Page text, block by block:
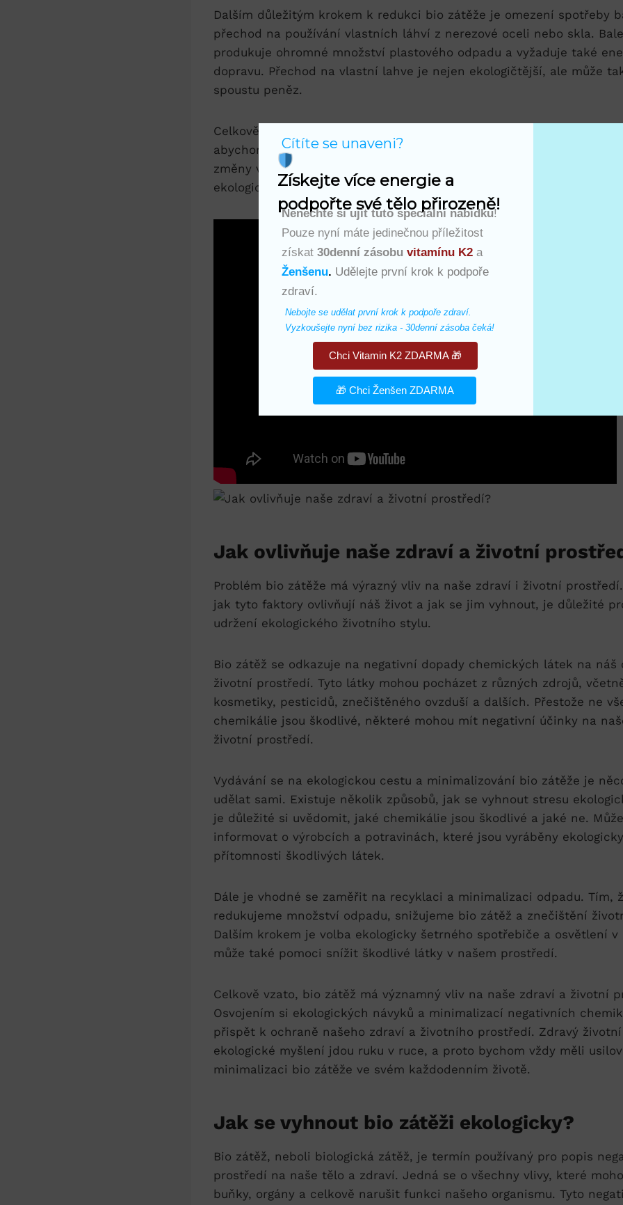
Dalším důležitým krokem k redukci bio zátěže je omezení spotřeby
přechod‌ na používání vlastních láhví ‍z nerezové ​oceli nebo skla.
produkuje ohromné‌ množství​ plastového odpadu a vyžaduje také
dopravu. Přechod na vlastní lahve ⁤je‍ nejen ekologičtější, ⁢ale může
spoustu peněz.
Celkově, bio ‌zátěž je ​důležitým konceptem v současném světě, který
⁤abychom se zamysleli nad našimi životními návyky a jejich ⁢vlivem
změny v našem každodenním životě⁤ mohou mít ⁢velký‍ dopad⁢ na
ekologické stopy.
Jak ovlivňuje naše⁤ zdraví a životní
Problém bio ​zátěže má výrazný vliv⁣ na naše zdraví i ⁣životní‍
jak tyto faktory ovlivňují náš život ⁢a jak se jim⁢ vyhnout, je důležité
udržení ekologického životního stylu.
Bio zátěž ‍se odkazuje na negativní dopady chemických⁤ látek ⁣na náš‌
životní⁣ prostředí. Tyto látky mohou pocházet z různých zdrojů,
kosmetiky, pesticidů, znečištěného ovzduší a dalších. Přestože ne
chemikálie jsou⁣ škodlivé, některé ​mohou​ mít‌ negativní účinky na
⁤životní ‍prostředí.
Vydávání se na⁢ ekologickou ⁣cestu a minimalizování bio zátěže je
⁢udělat sami. Existuje několik způsobů, jak se vyhnout​ stresu
je důležité si‌ uvědomit, jaké chemikálie jsou škodlivé a jaké ne.
⁢informovat⁤ o ‌výrobcích⁣ a⁤ potravinách, ⁣které⁢ jsou vyráběny
přítomnosti škodlivých látek.
Dále je vhodné se zaměřit na recyklaci⁢ a minimalizaci ⁤odpadu. Tím,
redukujeme⁤ množství odpadu, snižujeme bio zátěž a znečištění⁢
Dalším ⁤krokem je volba ekologicky šetrného spotřebiče a ⁤osvětlení
může také ‌pomoci snížit škodlivé látky v ‍našem prostředí.
Celkově ⁤vzato, bio zátěž má významný vliv⁤ na naše‍ zdraví a‌ životní‍
Osvojením si ekologických návyků a minimalizací negativních
přispět k ochraně našeho ⁤zdraví a životního prostředí. Zdravý
ekologické myšlení⁣ jdou ruku v‌ ruce, a proto bychom vždy ‌měli
minimalizaci⁤ bio zátěže ve svém‍ každodenním životě.
Jak se vyhnout bio zátěži ekologicky?
Bio zátěž, neboli biologická zátěž,‌ je‍ termín používaný pro popis⁤
prostředí na naše tělo a⁣ zdraví. Jedná se o všechny​ vlivy, které
buňky, orgány a ‌celkově narušit funkci našeho organismu. Tyto
Získejte více energie a
podpořte své tělo přirozeně!
Nenechte si ujít tuto speciální nabídku!
Pouze nyní máte jedinečnou příležitost
získat 30denní zásobu vitamínu K2a
Ženšenu. Udělejte první krok k podpoře
zdraví.
Cítíte se unaveni?
Nebojte se udělat první krok k podpoře zdraví.
Vyzkoušejte nyní bez rizika - 30denní zásoba čeká!
Chci Vitamin K2 ZDARMA 🎁
🎁 Chci Ženšen ZDARMA